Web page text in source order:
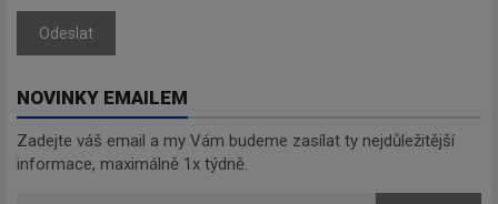
Odeslat
NOVINKY EMAILEM
Zadejte váš email a my Vám budeme zasílat ty nejdůležitější
informace, maximálně 1x týdně.